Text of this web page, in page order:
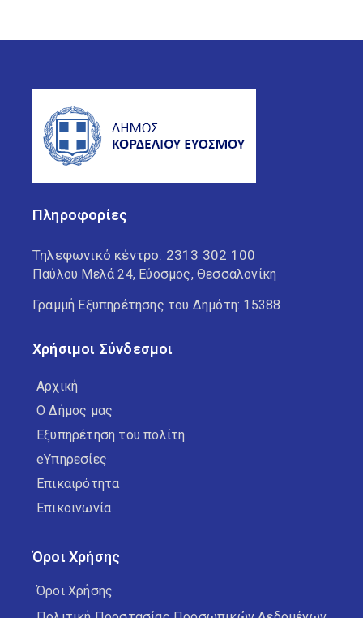
Πληροφορίες
Τηλεφωνικό κέντρο: 2313 302 100
Παύλου Μελά 24, Εύοσμος, Θεσσαλονίκη
Γραμμή Εξυπηρέτησης του Δημότη: 15388
Χρήσιμοι Σύνδεσμοι
Αρχική
Ο Δήμος μας
Εξυπηρέτηση του πολίτη
eΥπηρεσίες
Επικαιρότητα
Επικοινωνία
Όροι Χρήσης
Όροι Χρήσης